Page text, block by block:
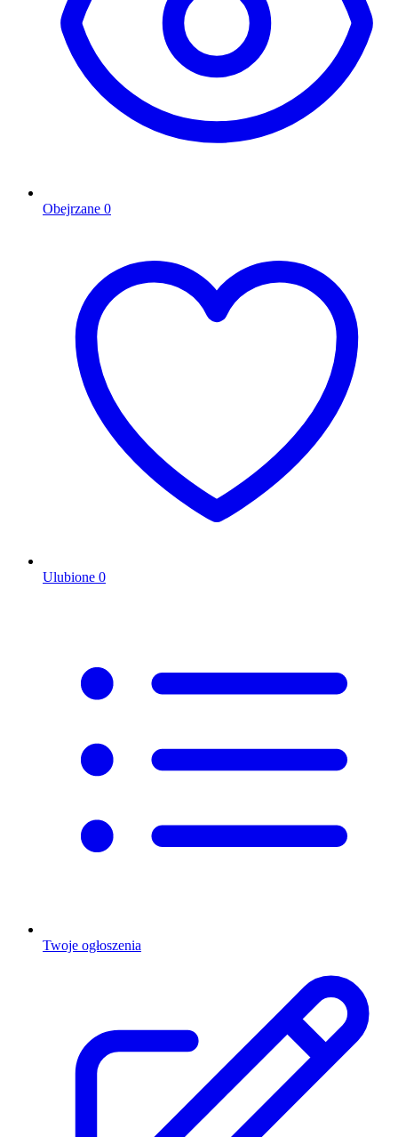
Obejrzane 0
Ulubione 0
Twoje ogłoszenia